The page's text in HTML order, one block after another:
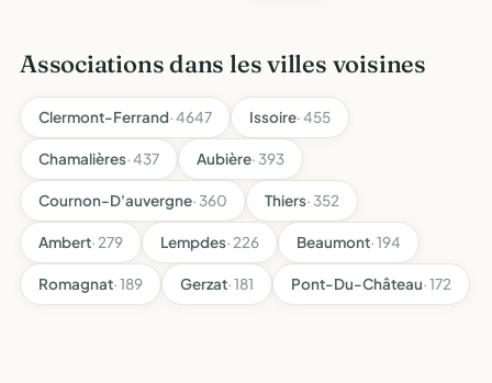
Associations dans les villes voisines
Clermont-Ferrand· 4647 Issoire· 455
Chamalières· 437 Aubière· 393
Cournon-D'auvergne· 360 Thiers· 352
Ambert· 279 Lempdes· 226 Beaumont· 194
Romagnat· 189 Gerzat· 181 Pont-Du-Château· 172